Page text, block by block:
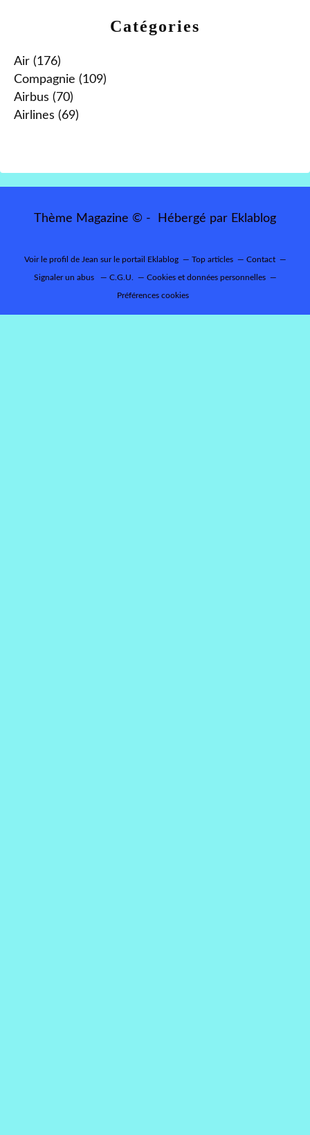
Catégories
Air (176)
Compagnie (109)
Airbus (70)
Airlines (69)
Thème Magazine © - Hébergé par Eklablog
Voir le profil de Jean sur le portail Eklablog Top articles Contact
Signaler un abus C.G.U. Cookies et données personnelles
Préférences cookies